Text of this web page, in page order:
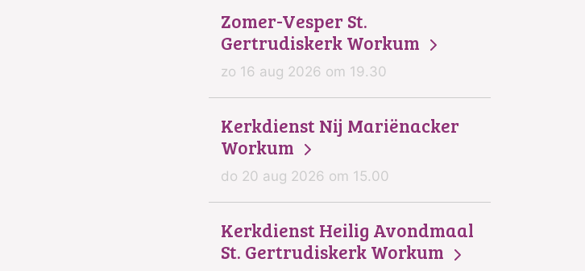
Zomer-Vesper St.
Gertrudiskerk Workum
zo 16 aug 2026 om 19.30
Kerkdienst Nij Mariënacker
Workum
do 20 aug 2026 om 15.00
Kerkdienst Heilig Avondmaal
St. Gertrudiskerk Workum